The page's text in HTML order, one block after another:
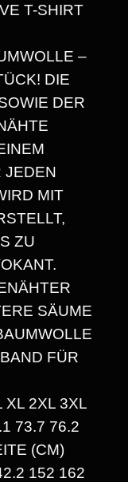
T-SHIRT
–
DIE
DER
JEDEN
MIT
ZU
SÄUME
FÜR
2XL 3XL 4
76.2 7
(CM) 9
152 162 H